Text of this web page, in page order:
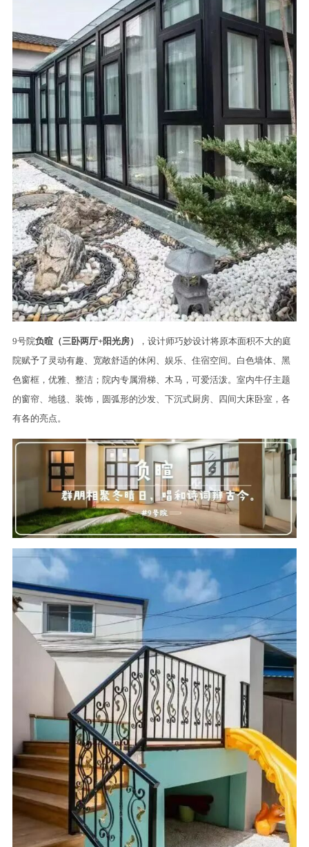
9号院负暄（三卧两厅+阳光房）
，设计师巧妙设计将原本面积不大的庭
院赋予了灵动有趣、宽敞舒适的休闲、娱乐、住宿空间。白色墙体、黑
色窗框，优雅、整洁；院内专属滑梯、木马，可爱活泼。室内牛仔主题
的窗帘、地毯、装饰，圆弧形的沙发、下沉式厨房、四间大床卧室，各
有各的亮点。